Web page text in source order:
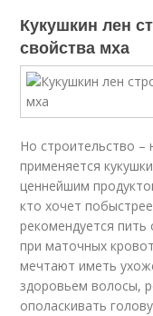
Кукушкин лен
свойства мха
Но строительство –
применяется
ценнейшим
кто хочет
рекомендуется
при маточных
мечтают иметь
здоровьем волосы,
ополаскивать